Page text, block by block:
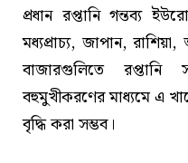
প্রধান রপ্তানি গন্তব্য
মধ্যপ্রাচ্য, জাপান,
বাজারগুলিতে রপ্তানি
বহুমুখীকরণের মাধ্যমে এ
বৃদ্ধি করা সম্ভব।